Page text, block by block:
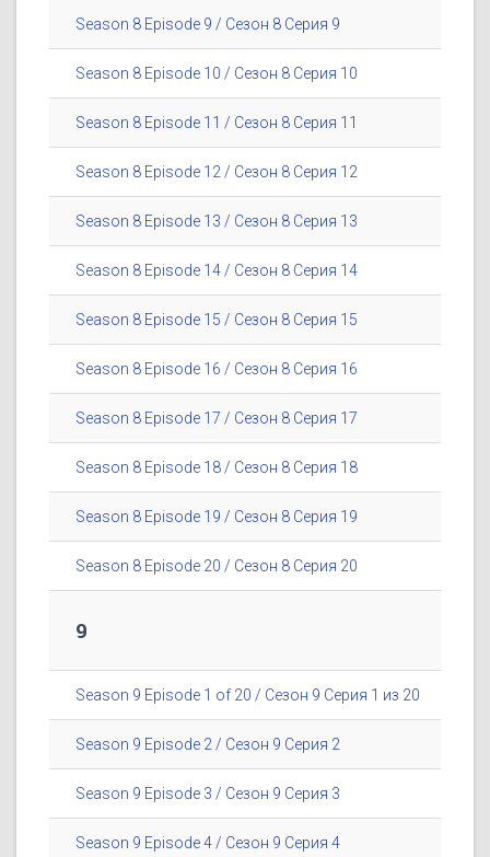
Season 8 Episode 9 / Сезон 8 Серия 9
Season 8 Episode 10 / Сезон 8 Серия 10
Season 8 Episode 11 / Сезон 8 Серия 11
Season 8 Episode 12 / Сезон 8 Серия 12
Season 8 Episode 13 / Сезон 8 Серия 13
Season 8 Episode 14 / Сезон 8 Серия 14
Season 8 Episode 15 / Сезон 8 Серия 15
Season 8 Episode 16 / Сезон 8 Серия 16
Season 8 Episode 17 / Сезон 8 Серия 17
Season 8 Episode 18 / Сезон 8 Серия 18
Season 8 Episode 19 / Сезон 8 Серия 19
Season 8 Episode 20 / Сезон 8 Серия 20
9
Season 9 Episode 1 of 20 / Сезон 9 Серия 1 из 20
Season 9 Episode 2 / Сезон 9 Серия 2
Season 9 Episode 3 / Сезон 9 Серия 3
Season 9 Episode 4 / Сезон 9 Серия 4